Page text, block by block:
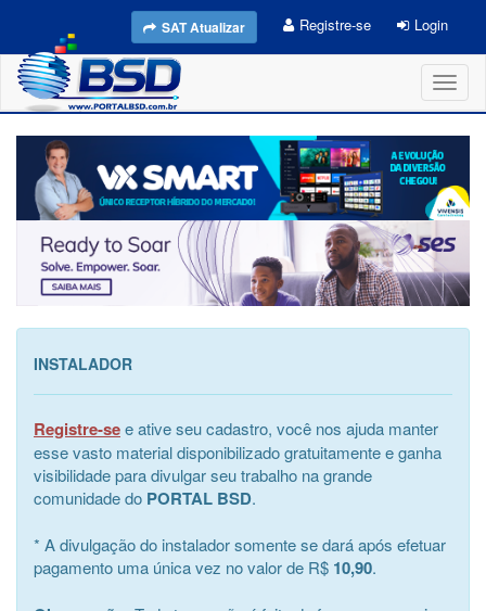
SAT Atualizar Registre-se Login
INSTALADOR
Registre-see ative seu cadastro, você nos ajuda manter
esse vasto material disponibilizado gratuitamente e ganha
visibilidade para divulgar seu trabalho na grande
comunidade do PORTAL BSD.
* A divulgação do instalador somente se dará após efetuar
pagamento uma única vez no valor de R$ 10,90.